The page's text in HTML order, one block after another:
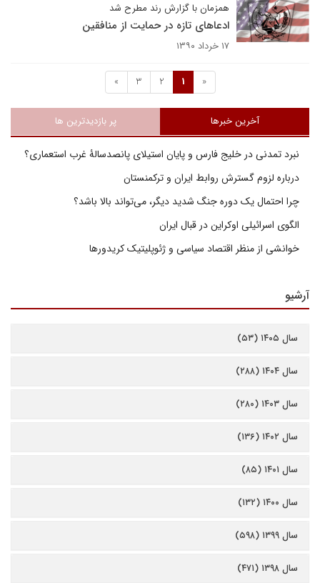
همزمان با گزارش رند مطرح شد
ادعا‌های تازه در حمایت از منافقین
۱۷ خرداد ۱۳۹۰
«
1
2
3
»
آخرین خبرها پر بازدیدترین ها
نبرد تمدنی در خلیج فارس و پایان استیلای پانصدسالۀ غرب استعماری؟
درباره لزوم گسترش روابط ایران و ترکمنستان
چرا احتمال یک دوره جنگ شدید دیگر، می‌تواند بالا باشد؟
الگوی اسرائیلی اوکراین در قبال ایران
خوانشی از منظر اقتصاد سیاسی و ژئوپلیتیک کریدورها
آرشیو
سال ۱۴۰۵ (۵۳)
سال ۱۴۰۴ (۲۸۸)
سال ۱۴۰۳ (۲۸۰)
سال ۱۴۰۲ (۱۳۶)
سال ۱۴۰۱ (۸۵)
سال ۱۴۰۰ (۱۳۲)
سال ۱۳۹۹ (۵۹۸)
سال ۱۳۹۸ (۴۷۱)